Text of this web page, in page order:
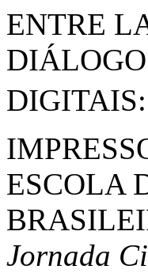
ENTRE
DIGITAIS:
ESCOLA
Jornada